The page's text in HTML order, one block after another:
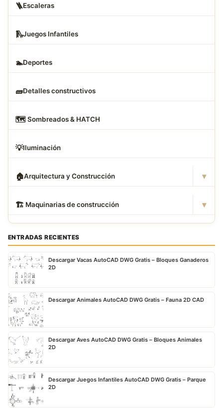
🪜Escaleras
🛝Juegos Infantiles
🏊Deportes
🧱Detalles constructivos
🗺️ Sombreados & HATCH
💡Iluminación
🏠Arquitectura y Construcción ▾
🏗 ️ Maquinarias de construcción ▾
ENTRADAS RECIENTES
Descargar Vacas AutoCAD DWG Gratis – Bloques Ganaderos
2D
Descargar Animales AutoCAD DWG Gratis – Fauna 2D CAD
Descargar Aves AutoCAD DWG Gratis – Bloques Animales
2D
Descargar Juegos Infantiles AutoCAD DWG Gratis – Parque
2D